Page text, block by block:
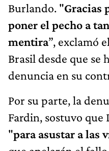
Burlando. "Gracias
poner el pecho a
mentira”, exclamó
Brasil desde que se
denuncia en su
Por su parte, la
Fardin, sostuvo que
"para asustar a las